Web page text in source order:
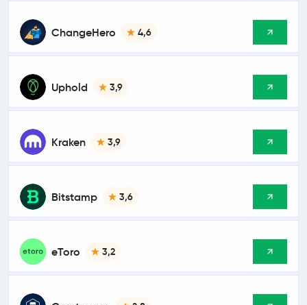
ChangeHero 4,6
Uphold 3,9
Kraken 3,9
Bitstamp 3,6
eToro 3,2